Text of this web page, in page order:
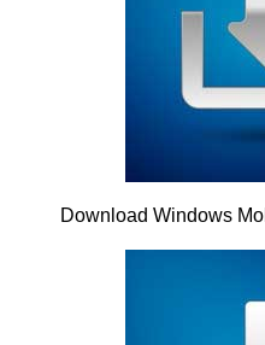
Download Windows